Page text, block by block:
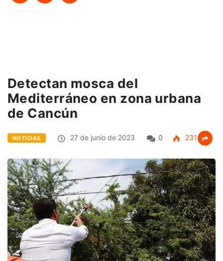
Detectan mosca del
Mediterráneo en zona urbana
de Cancún
NOTICIAS 27 de junio de 2023 0 231